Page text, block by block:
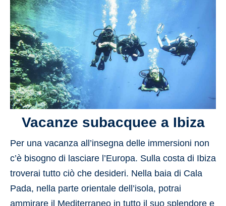
Vacanze subacquee a Ibiza
Per una vacanza all’insegna delle immersioni non
c’è bisogno di lasciare l’Europa. Sulla costa di Ibiza
troverai tutto ciò che desideri. Nella baia di Cala
Pada, nella parte orientale dell’isola, potrai
ammirare il Mediterraneo in tutto il suo splendore e